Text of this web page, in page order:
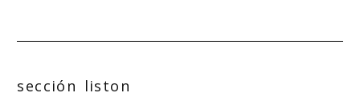
sección liston